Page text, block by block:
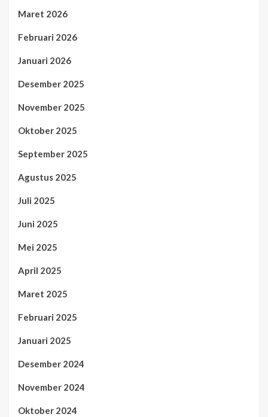
Maret 2026
Februari 2026
Januari 2026
Desember 2025
November 2025
Oktober 2025
September 2025
Agustus 2025
Juli 2025
Juni 2025
Mei 2025
April 2025
Maret 2025
Februari 2025
Januari 2025
Desember 2024
November 2024
Oktober 2024